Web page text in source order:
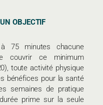
OBJECTIF
75 minutes chacune
couvrir ce minimum
toute activité physique
bénéfices pour la santé
semaines de pratique
prime sur la seule